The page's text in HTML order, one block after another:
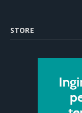
STORE